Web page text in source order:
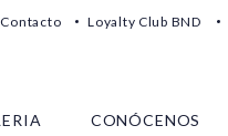
Contacto Loyalty Club BND
CONÓCENOS